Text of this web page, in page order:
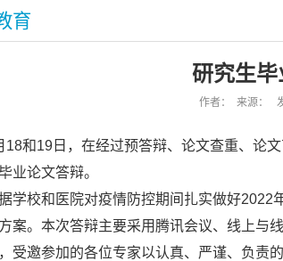
育
研究生
作者： 来源： 发
18和19 日，在经过预答辩、论文查重、论
业论文答辩。
学校和医院对疫情防控期间扎实做好2022
案。本次答辩主要采用腾讯会议、线上与
受邀参加的各位专家以认真、严谨、负责